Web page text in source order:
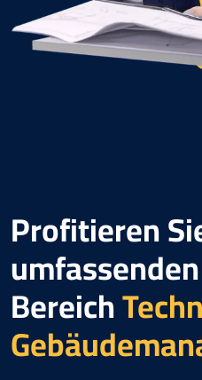
Profitieren
Bereich